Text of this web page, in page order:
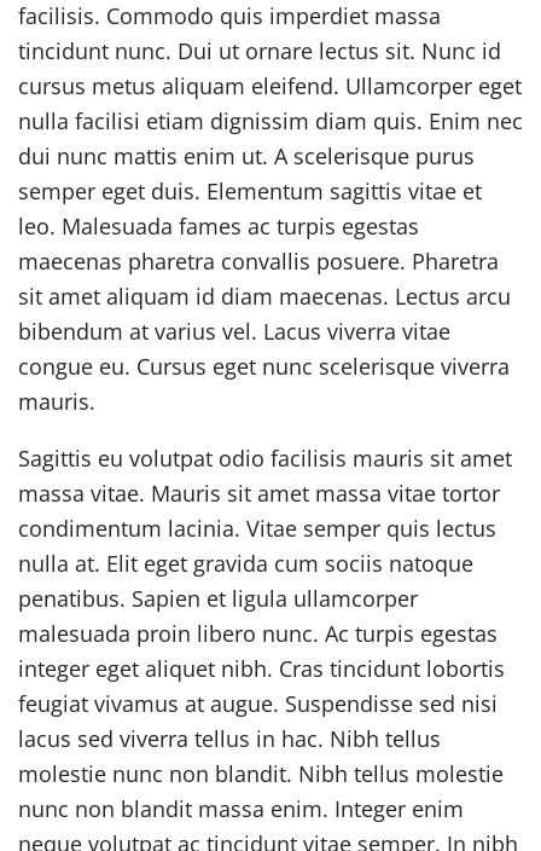
facilisis. Commodo quis imperdiet massa
tincidunt nunc. Dui ut ornare lectus sit. Nunc id
cursus metus aliquam eleifend. Ullamcorper eget
nulla facilisi etiam dignissim diam quis. Enim nec
dui nunc mattis enim ut. A scelerisque purus
semper eget duis. Elementum sagittis vitae et
leo. Malesuada fames ac turpis egestas
maecenas pharetra convallis posuere. Pharetra
sit amet aliquam id diam maecenas. Lectus arcu
bibendum at varius vel. Lacus viverra vitae
congue eu. Cursus eget nunc scelerisque viverra
mauris.
Sagittis eu volutpat odio facilisis mauris sit amet
massa vitae. Mauris sit amet massa vitae tortor
condimentum lacinia. Vitae semper quis lectus
nulla at. Elit eget gravida cum sociis natoque
penatibus. Sapien et ligula ullamcorper
malesuada proin libero nunc. Ac turpis egestas
integer eget aliquet nibh. Cras tincidunt lobortis
feugiat vivamus at augue. Suspendisse sed nisi
lacus sed viverra tellus in hac. Nibh tellus
molestie nunc non blandit. Nibh tellus molestie
nunc non blandit massa enim. Integer enim
neque volutpat ac tincidunt vitae semper. In nibh